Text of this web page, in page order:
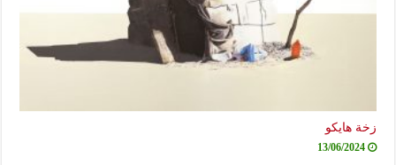
هايكو
13/06/2024